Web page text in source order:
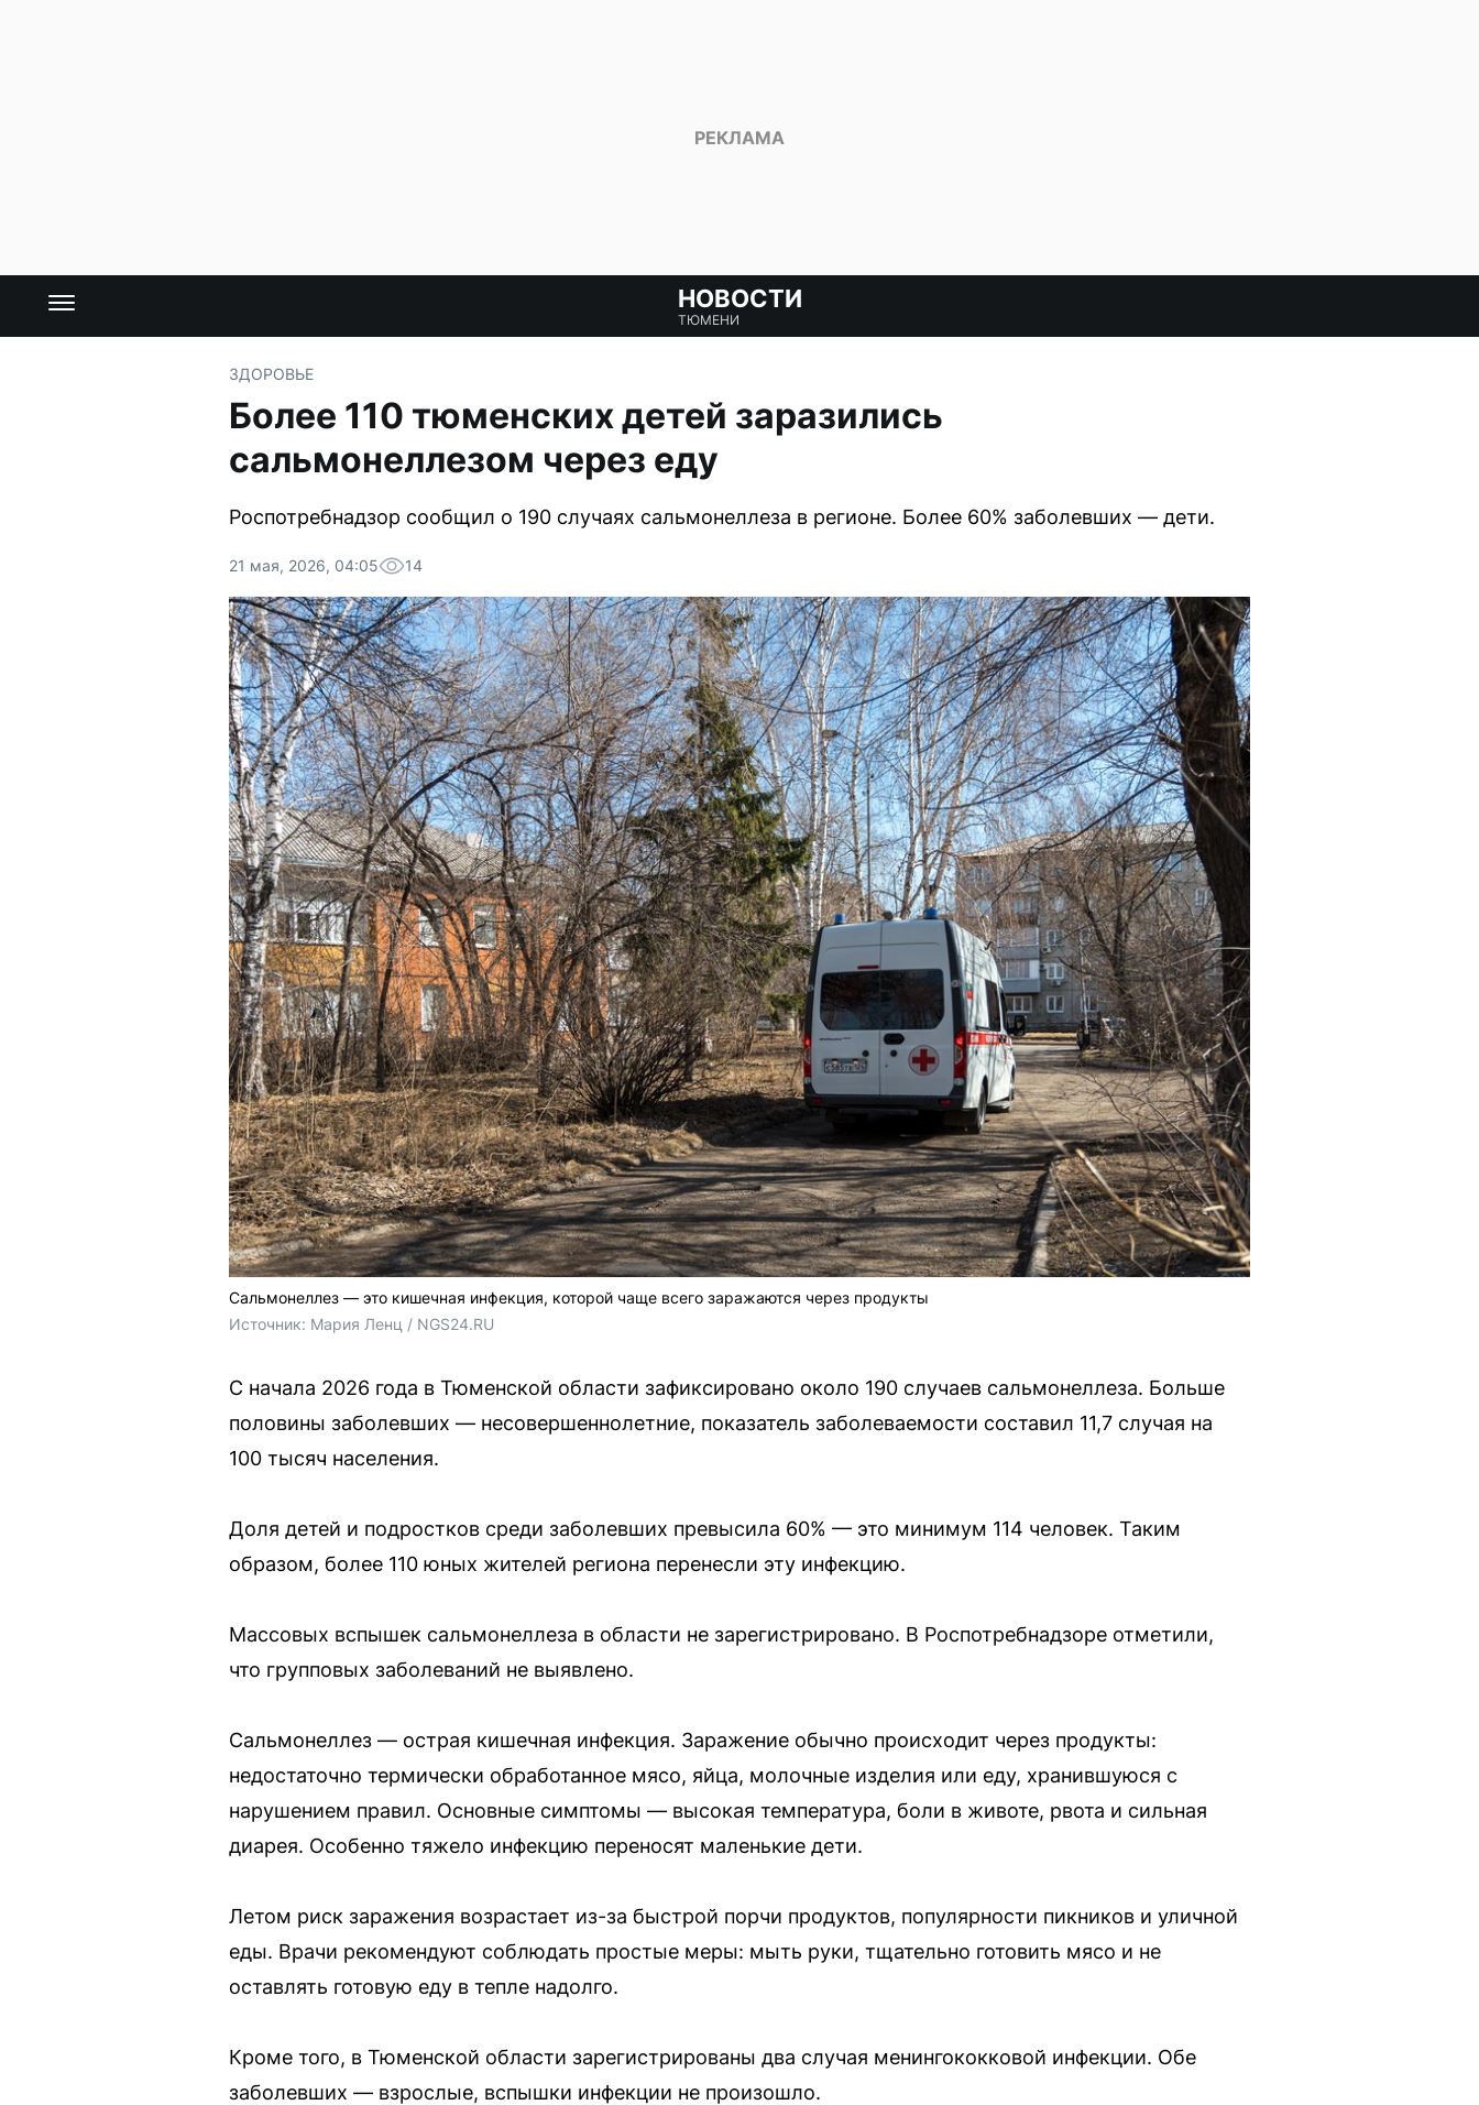
НОВОСТИ
ТЮМЕНИ
ЗДОРОВЬЕ
Более 110 тюменских детей заразились
сальмонеллезом через еду
Роспотребнадзор сообщил о 190 случаях сальмонеллеза в регионе. Более 60% заболевших — дети.
21 мая, 2026, 04:05 14
Сальмонеллез — это кишечная инфекция, которой чаще всего заражаются через продукты
Источник: Мария Ленц / NGS24.RU
С начала 2026 года в Тюменской области зафиксировано около 190 случаев сальмонеллеза. Больше
половины заболевших — несовершеннолетние, показатель заболеваемости составил 11,7 случая на
100 тысяч населения.
Доля детей и подростков среди заболевших превысила 60% — это минимум 114 человек. Таким
образом, более 110 юных жителей региона перенесли эту инфекцию.
Массовых вспышек сальмонеллеза в области не зарегистрировано. В Роспотребнадзоре отметили,
что групповых заболеваний не выявлено.
Сальмонеллез — острая кишечная инфекция. Заражение обычно происходит через продукты:
недостаточно термически обработанное мясо, яйца, молочные изделия или еду, хранившуюся с
нарушением правил. Основные симптомы — высокая температура, боли в животе, рвота и сильная
диарея. Особенно тяжело инфекцию переносят маленькие дети.
Летом риск заражения возрастает из-за быстрой порчи продуктов, популярности пикников и уличной
еды. Врачи рекомендуют соблюдать простые меры: мыть руки, тщательно готовить мясо и не
оставлять готовую еду в тепле надолго.
Кроме того, в Тюменской области зарегистрированы два случая менингококковой инфекции. Обе
заболевших — взрослые, вспышки инфекции не произошло.